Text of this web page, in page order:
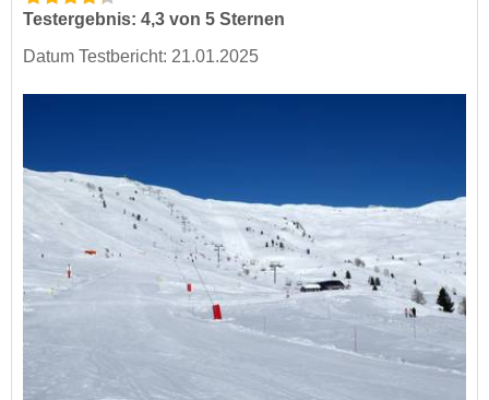
Testergebnis: 4,3 von 5 Sternen
Datum Testbericht: 21.01.2025